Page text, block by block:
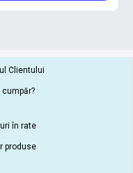
Clientului
cumpăr?
în rate
produse